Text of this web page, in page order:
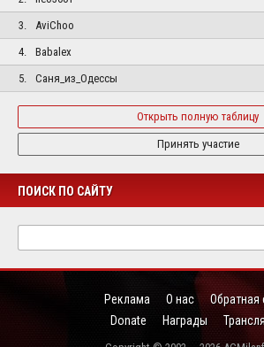
3.
AviChoo
4.
Babalex
5.
Саня_из_Одессы
Открыть полную таблицу
Принять участие
ПОИСК ПО САЙТУ
Реклама О нас
Обратная
Donate
Награды